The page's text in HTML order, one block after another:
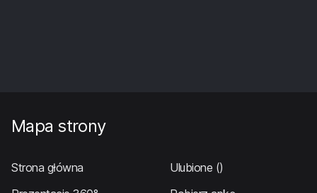
Mapa strony
Strona główna Ulubione ()